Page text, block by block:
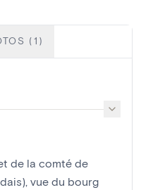
(1)
de la comté de
vue du bourg